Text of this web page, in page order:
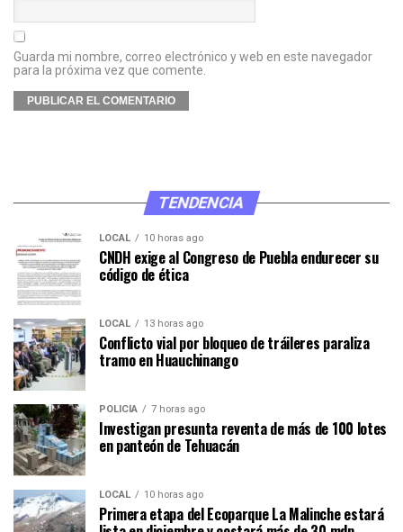
Guarda mi nombre, correo electrónico y web en este navegador
para la próxima vez que comente.
TENDENCIA
LOCAL 10 horas ago
CNDH exige al Congreso de Puebla endurecer su
código de ética
LOCAL 13 horas ago
Conflicto vial por bloqueo de tráileres paraliza
tramo en Huauchinango
POLICÍA 7 horas ago
Investigan presunta reventa de más de 100 lotes
en panteón de Tehuacán
LOCAL 10 horas ago
Primera etapa del Ecoparque La Malinche estará